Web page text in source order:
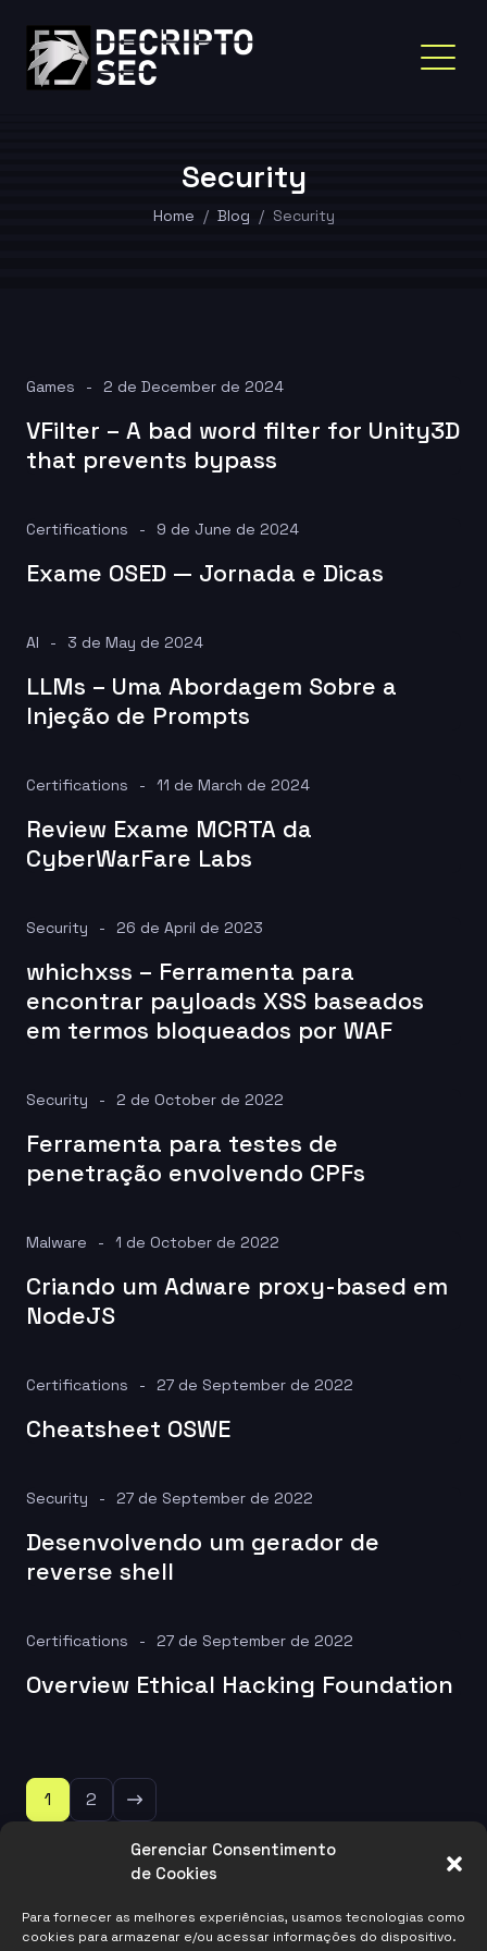
Gerenciar Consentimento
de Cookies
Para fornecer as melhores experiências, usamos tecnologias como
cookies para armazenar e/ou acessar informações do dispositivo.
Security
Home Blog Security
Games 2 de December de 2024
VFilter – A bad word filter for Unity3D
that prevents bypass
Certifications 9 de June de 2024
Exame OSED — Jornada e Dicas
AI 3 de May de 2024
LLMs – Uma Abordagem Sobre a
Injeção de Prompts
Certifications 11 de March de 2024
Review Exame MCRTA da
CyberWarFare Labs
Security 26 de April de 2023
whichxss – Ferramenta para
encontrar payloads XSS baseados
em termos bloqueados por WAF
Security 2 de October de 2022
Ferramenta para testes de
penetração envolvendo CPFs
Malware 1 de October de 2022
Criando um Adware proxy-based em
NodeJS
Certifications 27 de September de 2022
Cheatsheet OSWE
Security 27 de September de 2022
Desenvolvendo um gerador de
reverse shell
Certifications 27 de September de 2022
Overview Ethical Hacking Foundation
1 2
Links